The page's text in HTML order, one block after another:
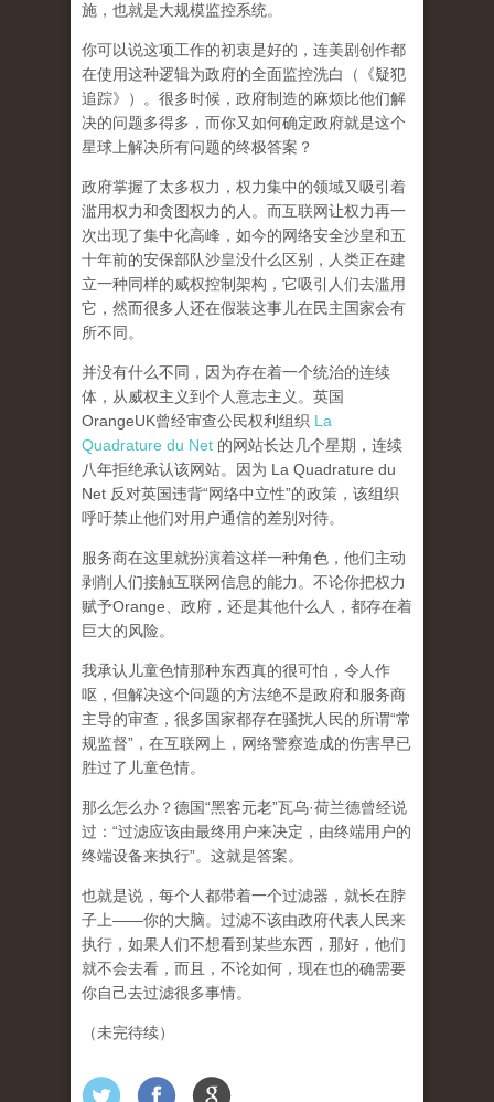
施，也就是大规模监控系统。
你可以说这项工作的初衷是好的，连美剧创作都
在使用这种逻辑为政府的全面监控洗白（《疑犯
追踪》）。 很多时候，政府制造的麻烦比他们解
决的问题多得多，而你又如何确定政府就是这个
星球上解决所有问题的终极答案？
政府掌握了太多权力，权力集中的领域又吸引着
滥用权力和贪图权力的人。而互联网让权力再一
次出现了集中化高峰， 如今的网络安全沙皇和五
十年前的安保部队沙皇没什么区别，人类正在建
立一种同样的威权控制架构，它吸引人们去滥用
它，然而很多人还在假装这事儿在民主国家会有
所不同。
并没有什么不同，因为存在着一个统治的连续
体，从威权主义到个人意志主义。英国
OrangeUK曾经审查公民权利组织 La
Quadrature du Net 的网站长达几个星期，连续
八年拒绝承认该网站。因为 La Quadrature du
Net 反对英国违背“网络中立性”的政策，该组织
呼吁禁止他们对用户通信的差别对待。
服务商在这里就扮演着这样一种角色，他们主动
剥削人们接触互联网信息的能力。不论你把权力
赋予Orange、政府，还是其他什么人，都存在着
巨大的风险。
我承认儿童色情那种东西真的很可怕，令人作
呕，但解决这个问题的方法绝不是政府和服务商
主导的审查，很多国家都存在骚扰人民的所谓“常
规监督”，在互联网上，网络警察造成的伤害早已
胜过了儿童色情。
那么怎么办？德国“黑客元老”瓦乌·荷兰德曾经说
过：“过滤应该由最终用户来决定，由终端用户的
终端设备来执行”。这就是答案。
也就是说，每个人都带着一个过滤器，就长在脖
子上——你的大脑。过滤不该由政府代表人民来
执行，如果人们不想看到某些东西，那好，他们
就不会去看，而且，不论如何，现在也的确需要
你自己去过滤很多事情。
（未完待续）